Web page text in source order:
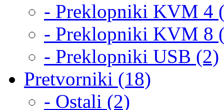
- Preklopniki KVM 4
- Preklopniki KVM 8
- Preklopniki USB (2)
Pretvorniki (18)
- Ostali (2)